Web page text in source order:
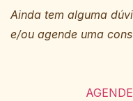
Ainda tem alguma
e/ou agende uma